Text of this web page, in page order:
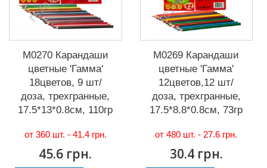
М0270 Карандаши
цветные 'Гамма'
18цветов, 9 шт/
доза, трехгранные,
17.5*13*0.8см, 110гр,
от 360 шт. - 41.4 грн.
45.6 грн.
М0269 Карандаши
цветные 'Гамма'
12цветов,12 шт/
доза, трехгранные,
17.5*8.8*0.8см, 73гр
от 480 шт. - 27.6 грн.
30.4 грн.